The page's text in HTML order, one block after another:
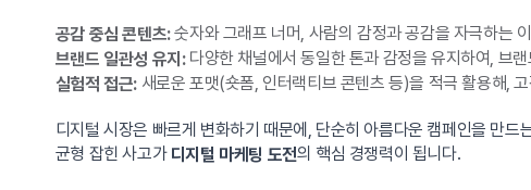
공감 중심 콘텐츠:숫자와 그래프 너머, 사람의 감정과 공감을 자극하는
브랜드 일관성 유지:다양한 채널에서 동일한 톤과 감정을 유지하여, 브
실험적 접근:새로운 포맷(숏폼, 인터랙티브 콘텐츠 등)을 적극 활용해,
디지털 시장은 빠르게 변화하기 때문에, 단순히 아름다운 캠페인을 만
균형 잡힌 사고가 디지털 마케팅 도전의 핵심 경쟁력이 됩니다.